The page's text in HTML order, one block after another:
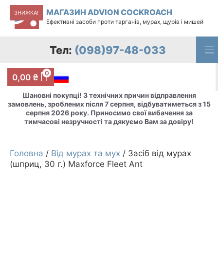
Перейти
вмісту
МАГАЗИН ADVION COCKROACH
Ефективні засоби проти тарганів, мурах, щурів і мишей
Тел: (098)97-48-033
0,00 ₴ 0
Шановні покупці! З технічних причин відправлення
замовлень, зроблених після 7 серпня, відбуватиметься з 15
серпня 2026 року. Приносимо свої вибачення за
тимчасові незручності та дякуємо Вам за довіру!
Головна / Від мурах та мух / Засіб від мурах
(шприц, 30 г.) Maxforce Fleet Ant
ЗНИЖКА!